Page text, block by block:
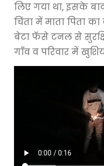
लिए गया था, इसके
चिंता में माता पिता
बेटा फॅसे टनल से
गाँव व परिवार में